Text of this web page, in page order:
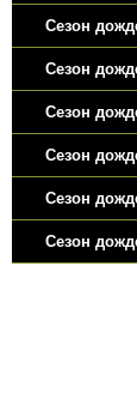
Сезон
Сезон
Сезон
Сезон
Сезон
Сезон